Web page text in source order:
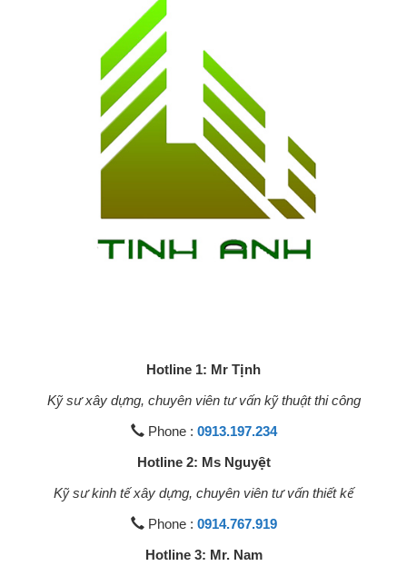
Hotline 1: Mr Tịnh
Kỹ sư xây dựng, chuyên viên tư vấn kỹ thuật thi công
Phone : 0913.197.234
Hotline 2: Ms Nguyệt
Kỹ sư kinh tế xây dựng, chuyên viên tư vấn thiết kế
Phone : 0914.767.919
Hotline 3: Mr. Nam